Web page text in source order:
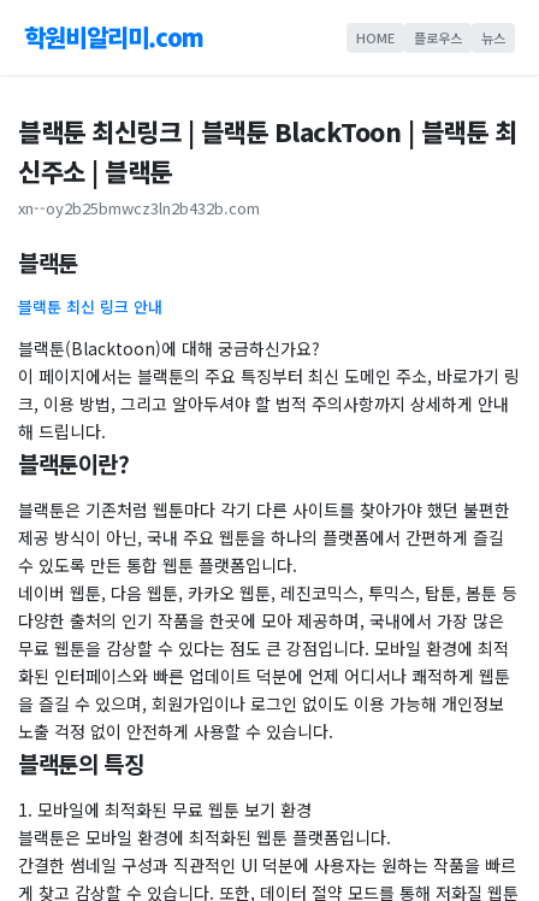
학원비알리미.com HOME 플로우스 뉴스
블랙툰 최신링크 | 블랙툰 BlackToon | 블랙툰 최
신주소 | 블랙툰
xn--oy2b25bmwcz3ln2b432b.com
​블랙툰
블랙툰 최신 링크 안내
블랙툰(Blacktoon)에 대해 궁금하신가요?
이 페이지에서는 블랙툰의 주요 특징부터 최신 도메인 주소, 바로가기 링
크, 이용 방법, 그리고 알아두셔야 할 법적 주의사항까지 상세하게 안내
해 드립니다.
블랙툰이란?
블랙툰은 기존처럼 웹툰마다 각기 다른 사이트를 찾아가야 했던 불편한
제공 방식이 아닌, 국내 주요 웹툰을 하나의 플랫폼에서 간편하게 즐길
수 있도록 만든 통합 웹툰 플랫폼입니다.
네이버 웹툰, 다음 웹툰, 카카오 웹툰, 레진코믹스, 투믹스, 탑툰, 봄툰 등
다양한 출처의 인기 작품을 한곳에 모아 제공하며, 국내에서 가장 많은
무료 웹툰을 감상할 수 있다는 점도 큰 강점입니다. 모바일 환경에 최적
화된 인터페이스와 빠른 업데이트 덕분에 언제 어디서나 쾌적하게 웹툰
을 즐길 수 있으며, 회원가입이나 로그인 없이도 이용 가능해 개인정보
노출 걱정 없이 안전하게 사용할 수 있습니다.
블랙툰의 특징
1. 모바일에 최적화된 무료 웹툰 보기 환경
블랙툰은 모바일 환경에 최적화된 웹툰 플랫폼입니다.
간결한 썸네일 구성과 직관적인 UI 덕분에 사용자는 원하는 작품을 빠르
게 찾고 감상할 수 있습니다. 또한, 데이터 절약 모드를 통해 저화질 웹툰